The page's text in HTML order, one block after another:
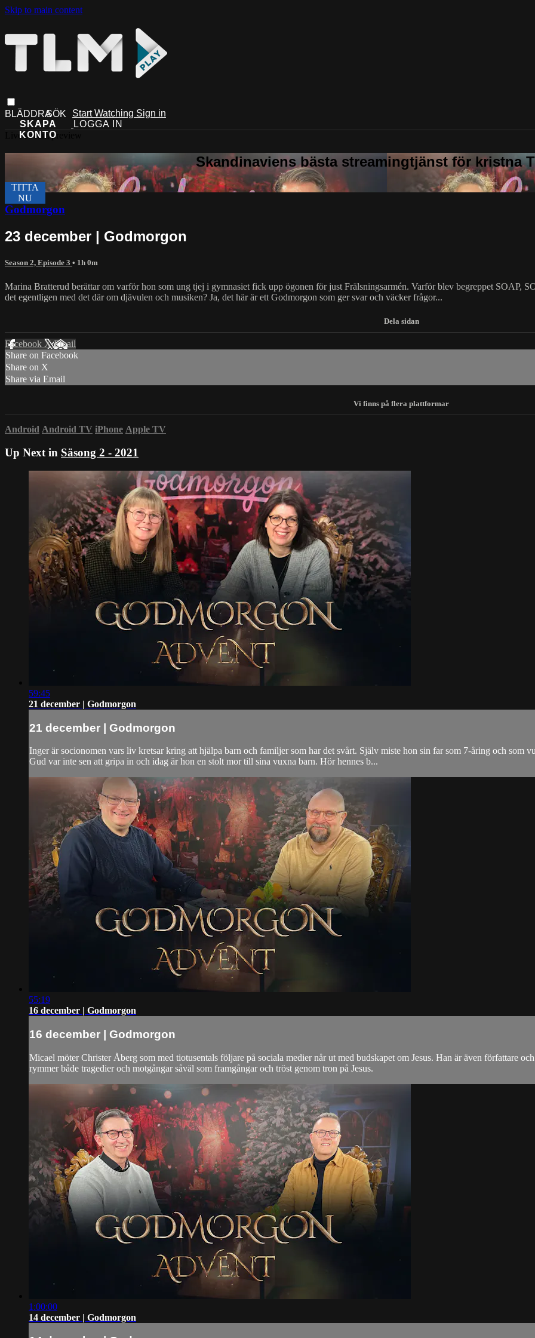
Skip to main content
Start Watching Sign in
Live stream preview
Godmorgon
23 december | Godmorgon
Season 2, Episode 3 • 1h 0m
Marina Bratterud berättar om varför hon som ung tjej i gymnasiet fick upp ögonen för just Frälsningsarmén. Varför blev begreppet SOAP,
det egentligen med det där om djävulen och musiken? Ja, det här är ett Godmorgon som ger svar och väcker frågor...
Facebook XEmail
Share on Facebook
Share on X
Share via Email
Android Android TV iPhone Apple TV
Up Next in Säsong 2 - 2021
59:45
21 december | Godmorgon
21 december | Godmorgon
Inger är socionomen vars liv kretsar kring att hjälpa barn och familjer som har det svårt. Själv miste hon sin far som 7-åring och som
Gud var inte sen att gripa in och idag är hon en stolt mor till sina vuxna barn. Hör hennes b...
55:19
16 december | Godmorgon
16 december | Godmorgon
Micael möter Christer Åberg som med tiotusentals följare på sociala medier når ut med budskapet om Jesus. Han är även författare
rymmer både tragedier och motgångar såväl som framgångar och tröst genom tron på Jesus.
1:00:00
14 december | Godmorgon